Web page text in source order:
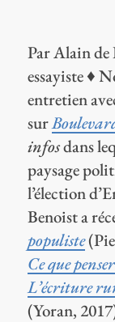
Par Alain de
essayiste ♦
entretien
sur
infosdans
paysage
l’élection
Benoist a
populiste
Ce que
L’écriture
(Yoran,